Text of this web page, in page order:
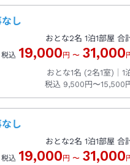
し
おとな2名 1泊1部屋 合
税込 19,000 円 〜 31,000
おとな1名 (2名1室)｜ 1
税込 9,500円〜15,500
し
おとな2名 1泊1部屋 合
税込 19,000 円 〜 31,000